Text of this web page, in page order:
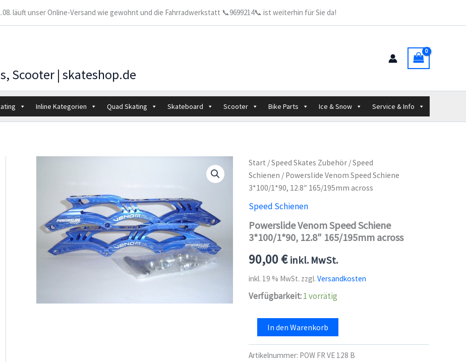
läuft unser Online-Versand wie gewohnt und die Fahrradwerkstatt 📞9699214📞 ist weiterhin für Sie da!
Scooter | skateshop.de
Inline Kategorien Quad Skating Skateboard Scooter Bike Parts Ice & Snow Service & Info
Start /Speed Skates Zubehör/Speed
Schienen / Powerslide Venom Speed Schiene
3*100/1*90, 12.8″ 165/195mm across
Speed Schienen
Powerslide Venom Speed Schiene
3*100/1*90, 12.8″ 165/195mm across
90,00€ inkl. MwSt.
inkl. 19 % MwSt. zzgl. Versandkosten
Verfügbarkeit:1 vorrätig
Powerslide
Venom
Speed
Schiene
In den Warenkorb
Artikelnummer: POW FR VE 128 B
3*100/1*90,